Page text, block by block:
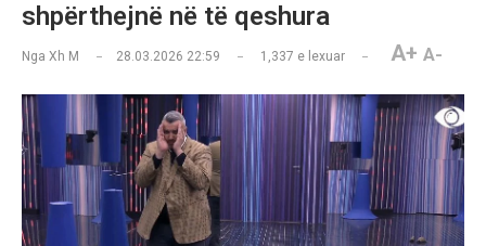
shpërthejnë në të qeshura
Nga Xh M 28.03.2026 22:59 1,337 e lexuar A+ A-